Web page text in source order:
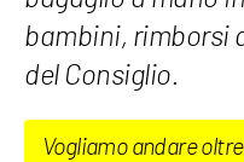
bambini, rimborsi
del Consiglio.
Vogliamo andare